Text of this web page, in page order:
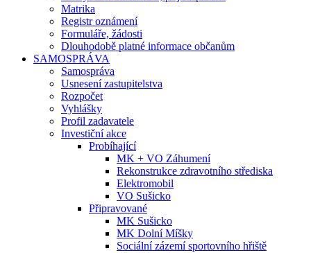
Matrika
Registr oznámení
Formuláře, žádosti
Dlouhodobě platné informace občanům
SAMOSPRÁVA
Samospráva
Usnesení zastupitelstva
Rozpočet
Vyhlášky
Profil zadavatele
Investiční akce
Probíhající
MK + VO Záhumení
Rekonstrukce zdravotního střediska
Elektromobil
VO Sušicko
Připravované
MK Sušicko
MK Dolní Míšky
Sociální zázemí sportovního hřiště